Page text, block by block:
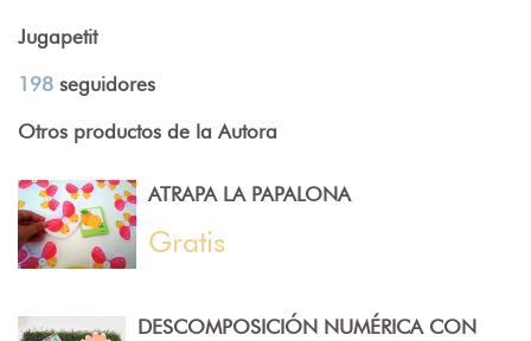
Jugapetit
198 seguidores
Otros productos de la Autora
ATRAPA LA PAPALONA
Gratis
DESCOMPOSICIÓN NUMÉRICA CON